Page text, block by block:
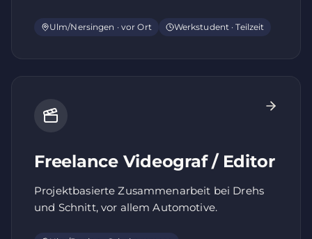
Ulm/Nersingen · vor Ort Werkstudent · Teilzeit
Freelance Videograf / Editor
Projektbasierte Zusammenarbeit bei Drehs
und Schnitt, vor allem Automotive.